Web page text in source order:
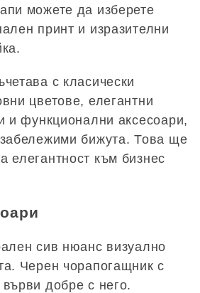
можете да изберете
принт и изразителни
с класически
цветове, елегантни
и функционални аксесоари,
бижута. Това ще
елегантност към бизнес
сив нюанс визуално
Черен чорапогащник с
добре с него.